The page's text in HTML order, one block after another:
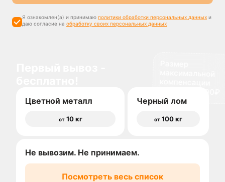
Я ознакомлен(а) и принимаю политики обработки персональных данных и
даю согласие на обработку своих персональных данных
Цветной металл
от10 кг
Черный лом
от 100 кг
Не вывозим. Не принимаем.
Посмотреть весь список